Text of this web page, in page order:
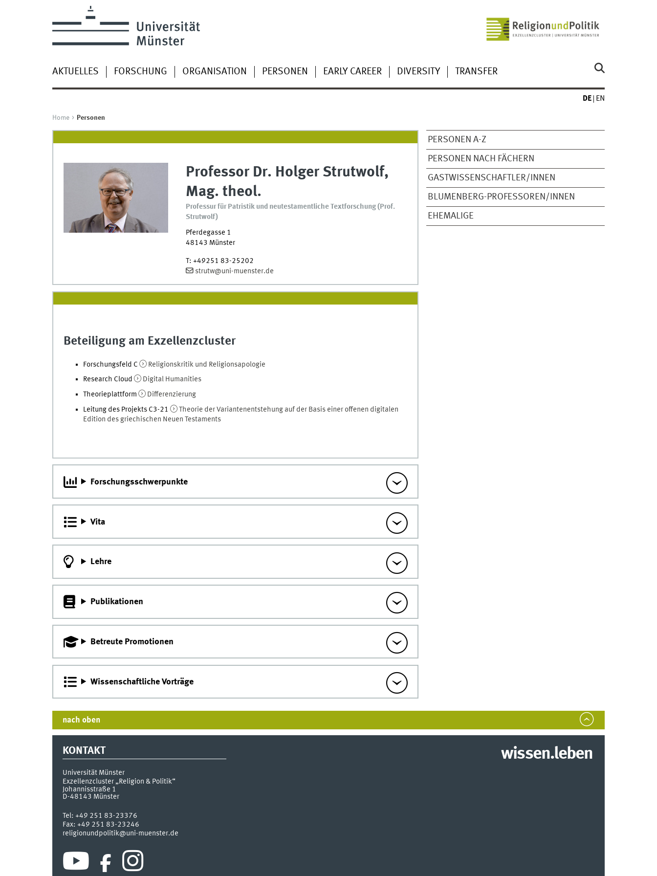
AKTUELLES FORSCHUNG ORGANISATION PERSONEN EARLY CAREER DIVERSITY TRANSFER
DE EN
Home Personen
PERSONEN A-Z
PERSONEN NACH FÄCHERN
GASTWISSENSCHAFTLER/INNEN
BLUMENBERG-PROFESSOREN/INNEN
EHEMALIGE
Professor Dr. Holger Strutwolf,
Mag. theol.
Professur für Patristik und neutestamentliche Textforschung (Prof.
Strutwolf)
Pferdegasse 1
48143 Münster
T: +49251 83-25202
strutw@uni-muenster.de
Beteiligung am Exzellenzcluster
Forschungsfeld C
Religionskritik und Religionsapologie
Research Cloud
Digital Humanities
Theorieplattform
Differenzierung
Leitung des Projekts C3-21
Theorie der Variantenentstehung auf der Basis einer offenen digitalen
Edition des griechischen Neuen Testaments
Forschungsschwerpunkte
Vita
Lehre
Publikationen
Betreute Promotionen
Wissenschaftliche Vorträge
nach oben
KONTAKT
Universität Münster
Exzellenzcluster „Religion & Politik“
Johannisstraße 1
D-48143 Münster
Tel: +49 251 83-23376
Fax: +49 251 83-23246
religionundpolitik@uni-muenster.de
wissen.leben